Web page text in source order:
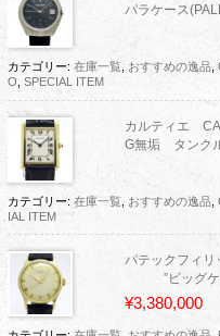
パラケース
カテゴリー: 在庫一覧, おすすめの逸品,
O SPECIAL ITEM
カルティエ
G無垢 タンク
カテゴリー: 在庫一覧, おすすめの逸品,
IAL ITEM
パテックフィリ
”ビッグケ
¥3,380,000